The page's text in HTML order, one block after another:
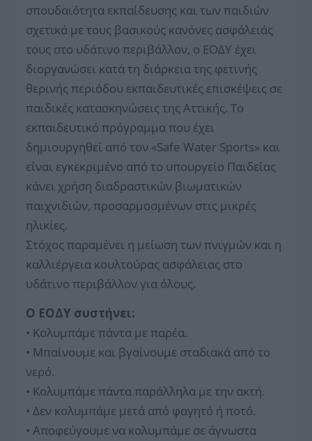
σπουδαιότητα εκπαίδευσης και των παιδιών
σχετικά με τους βασικούς κανόνες ασφάλειάς
τους στο υδάτινο περιβάλλον, ο ΕΟΔΥ έχει
διοργανώσει κατά τη διάρκεια της φετινής
θερινής περιόδου εκπαιδευτικές επισκέψεις σε
παιδικές κατασκηνώσεις της Αττικής. Το
εκπαιδευτικό πρόγραμμα που έχει
δημιουργηθεί από τον «Safe Water Sports» και
είναι εγκεκριμένο από το υπουργείο Παιδείας
κάνει χρήση διαδραστικών βιωματικών
παιχνιδιών, προσαρμοσμένων στις μικρές
ηλικίες.
Στόχος παραμένει η μείωση των πνιγμών και η
καλλιέργεια κουλτούρας ασφάλειας στο
υδάτινο περιβάλλον για όλους.
Ο ΕΟΔΥ συστήνει:
• Κολυμπάμε πάντα με παρέα.
• Μπαίνουμε και βγαίνουμε σταδιακά από το
νερό.
• Κολυμπάμε πάντα παράλληλα με την ακτή.
• Δεν κολυμπάμε μετά από φαγητό ή ποτό.
• Αποφεύγουμε να κολυμπάμε σε άγνωστα